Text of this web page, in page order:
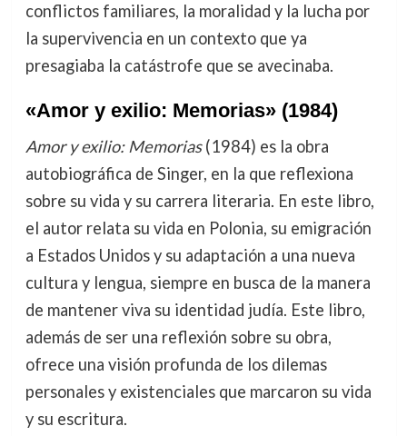
conflictos familiares, la moralidad y la lucha por
la supervivencia en un contexto que ya
presagiaba la catástrofe que se avecinaba.
«Amor y exilio: Memorias» (1984)
Amor y exilio: Memorias(1984) es la obra
autobiográfica de Singer, en la que reflexiona
sobre su vida y su carrera literaria. En este libro,
el autor relata su vida en Polonia, su emigración
a Estados Unidos y su adaptación a una nueva
cultura y lengua, siempre en busca de la manera
de mantener viva su identidad judía. Este libro,
además de ser una reflexión sobre su obra,
ofrece una visión profunda de los dilemas
personales y existenciales que marcaron su vida
y su escritura.